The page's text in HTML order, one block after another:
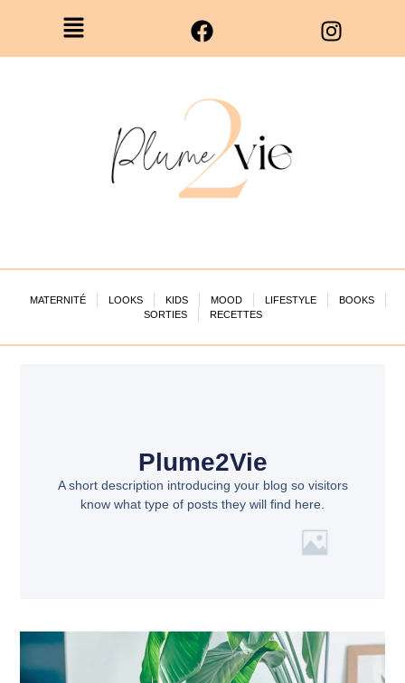
MATERNITÉ LOOKS KIDS MOOD LIFESTYLE
BOOKS
SORTIES
RECETTES
Plume2Vie
A short description introducing your blog so visitors
know what type of posts they will find here.